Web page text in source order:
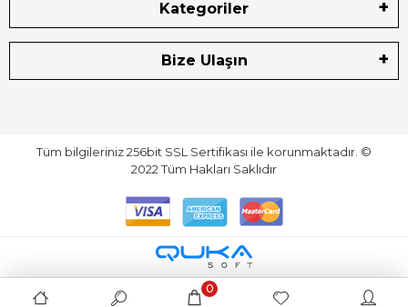
Kategoriler
Bize Ulaşın
Tüm bilgileriniz 256bit SSL Sertifikası ile korunmaktadır. ©
2022Tüm Hakları Saklıdır
0